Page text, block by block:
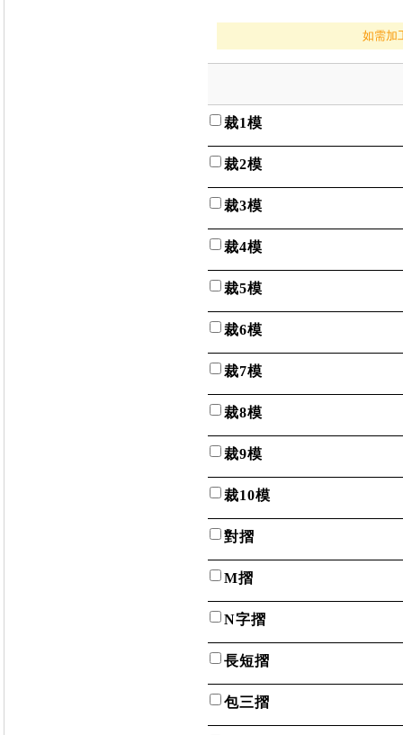
如需加
裁1模
裁2模
裁3模
裁4模
裁5模
裁6模
裁7模
裁8模
裁9模
裁10模
對摺
M摺
N字摺
長短摺
包三摺